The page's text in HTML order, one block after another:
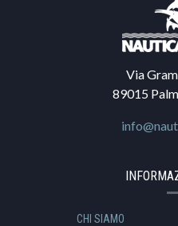
Via
89015
CHI SIAMO